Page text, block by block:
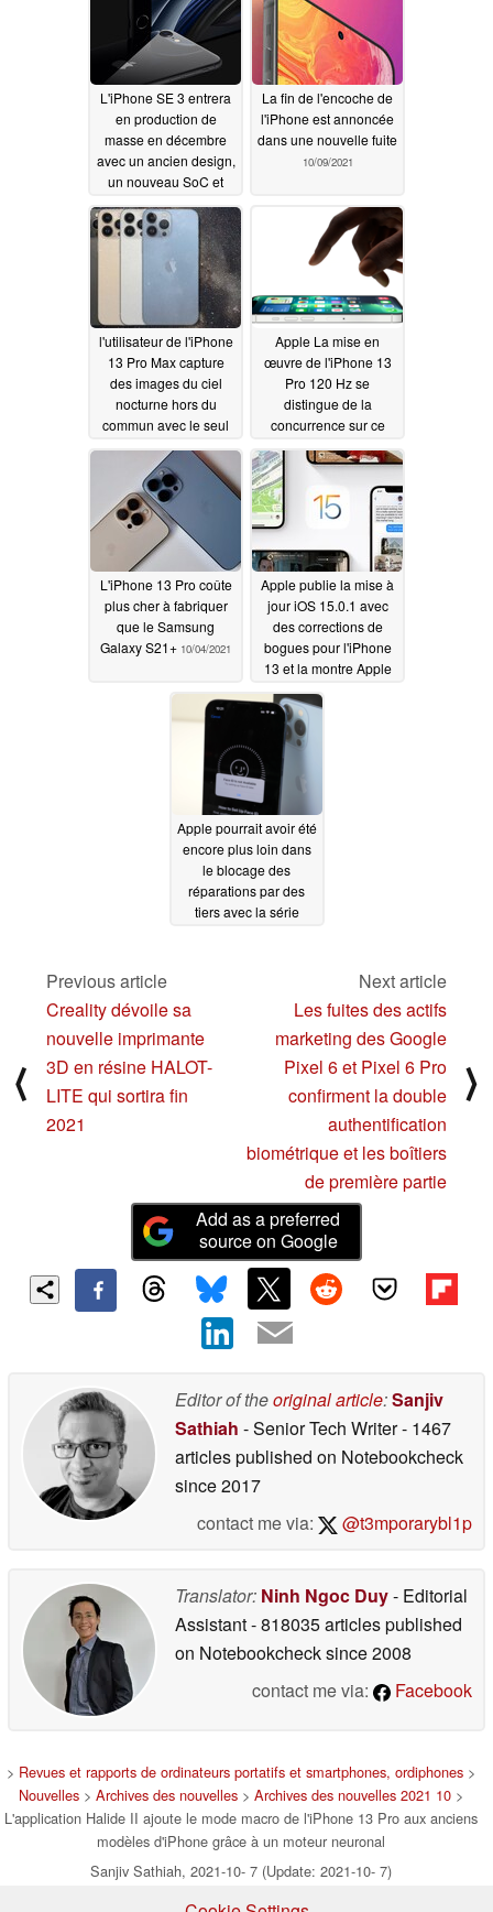
L'iPhone SE 3 entrera
en production de
masse en décembre
avec un ancien design,
un nouveau SoC et
10/12/2021
La fin de l'encoche de
l'iPhone est annoncée
dans une nouvelle fuite
10/09/2021
l'utilisateur de l'iPhone
13 Pro Max capture
des images du ciel
nocturne hors du
commun avec le seul
support polyvalent
10/06/2021
Apple La mise en
œuvre de l'iPhone 13
Pro 120 Hz se
distingue de la
concurrence sur ce
10/04/2021
L'iPhone 13 Pro coûte
plus cher à fabriquer
que le Samsung
Galaxy S21+ 10/04/2021
Apple publie la mise à
jour iOS 15.0.1 avec
des corrections de
bogues pour l'iPhone
13 et la montre Apple
10/02/2021
Apple pourrait avoir été
encore plus loin dans
le blocage des
réparations par des
tiers avec la série
⟨
Previous article
Creality dévoile sa
nouvelle imprimante
3D en résine HALOT-
LITE qui sortira fin
2021
Next article
Les fuites des actifs
marketing des Google
Pixel 6 et Pixel 6 Pro
confirment la double
authentification
biométrique et les boîtiers
de première partie
⟩
Add as a preferred
source on Google
Editor of theoriginal article:Sanjiv
Sathiah - Senior Tech Writer- 1467
articles published on Notebookcheck
since 2017
contact me via:
@t3mporarybl1p
Translator: Ninh Ngoc Duy- Editorial
Assistant- 818035 articles published
on Notebookchecksince 2008
contact me via:
Facebook
> Revues et rapports de ordinateurs portatifs et smartphones, ordiphones >
Nouvelles > Archives des nouvelles > Archives des nouvelles 2021 10 >
L'application Halide II ajoute le mode macro de l'iPhone 13 Pro aux anciens
modèles d'iPhone grâce à un moteur neuronal
Sanjiv Sathiah, 2021-10- 7 (Update: 2021-10- 7)